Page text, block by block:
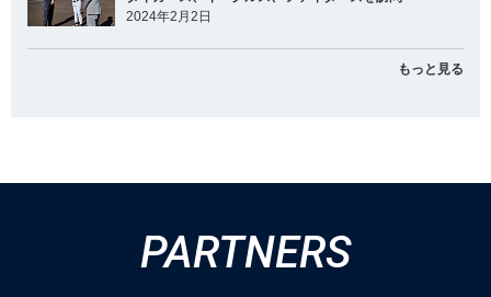
2024年2月2日
もっと見る
PARTNERS